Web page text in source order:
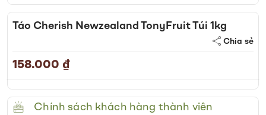
Skip
to
of
the
images
gallery
Táo Cherish Newzealand TonyFruit Túi 1kg
Chia sẻ
158.000 ₫
Chính sách khách hàng thành viên